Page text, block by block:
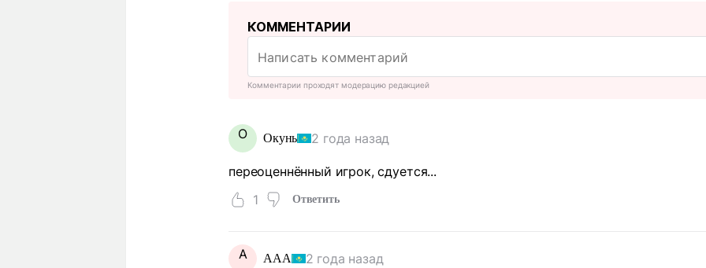
КОММЕНТАРИИ
Комментарии проходят модерацию редакцией
О Окунь 2 года назад
переоценнённый игрок, сдуется...
1
Ответить
A AAA 2 года назад